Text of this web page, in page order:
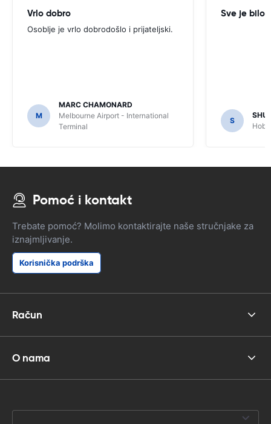
Vrlo dobro
Osoblje je vrlo dobrodošlo i prijateljski.
M
MARC CHAMONARD
Melbourne Airport - International
Terminal
Sve je bilo
S
Pomoć i kontakt
Trebate pomoć? Molimo kontaktirajte naše stručnjake za
iznajmljivanje.
Korisnička podrška
Račun
O nama